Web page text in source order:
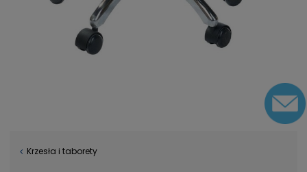
Krzesła i taborety